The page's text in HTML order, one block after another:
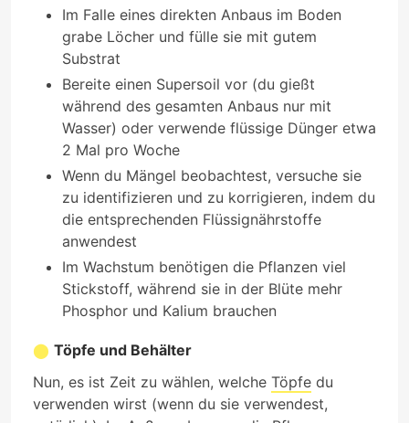
Im Falle eines direkten Anbaus im Boden
grabe Löcher und fülle sie mit gutem
Substrat
Bereite einen Supersoil vor (du gießt
während des gesamten Anbaus nur mit
Wasser) oder verwende flüssige Dünger etwa
2 Mal pro Woche
Wenn du Mängel beobachtest, versuche sie
zu identifizieren und zu korrigieren, indem du
die entsprechenden Flüssignährstoffe
anwendest
Im Wachstum benötigen die Pflanzen viel
Stickstoff, während sie in der Blüte mehr
Phosphor und Kalium brauchen
Töpfe und Behälter
Nun, es ist Zeit zu wählen, welche Töpfe du
verwenden wirst (wenn du sie verwendest,